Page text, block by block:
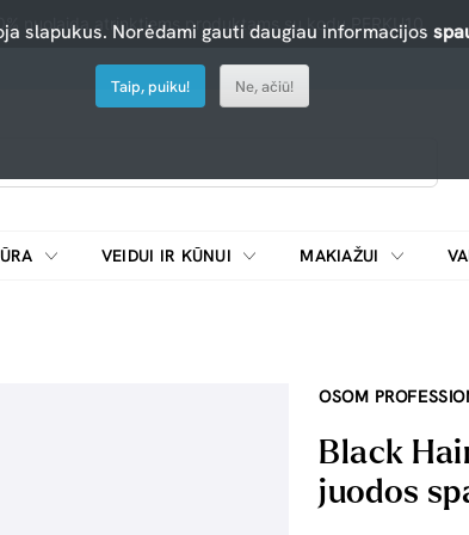
nuolaida atrinktiems produktams su kodu PERKU10
VEIDUI IR KŪNUI MAKIAŽUI
OSOM
Black
juodos
slapukus. Norėdami gauti daugiau informacijos
Taip, puiku! Ne, ačiū!